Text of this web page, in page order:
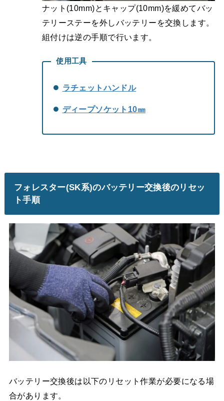
ナット(10mm)とキャップ(10mm)を緩めてバッ
テリーステーを外しバッテリーを交換します。
組付けは逆の手順で行います。
使用工具
ラチェットハンドル
ディープソケット10㎜
フォレスター(SK系)のバッテリー交換後のリセッ
ト手順
バッテリー交換後は以下のリセット作業が必要になる場
合があります。